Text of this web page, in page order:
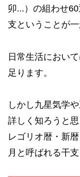
卯...）の組わせ
支ということが一
日常生活におい
足ります。
しかし九星気学
詳しく知ろうと
レゴリオ暦・新
月と呼ばれる干